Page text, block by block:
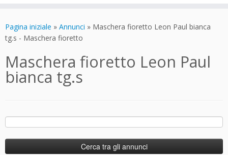
contenuto
Pagina iniziale » Annunci » Maschera fioretto Leon Paul bianca
tg.s - Maschera fioretto
Maschera fioretto Leon Paul
bianca tg.s
Ricerca